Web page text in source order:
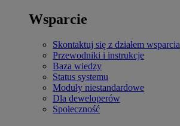
Wsparcie
Skontaktuj się z działem wsparcia
Przewodniki i instrukcje
Baza wiedzy
Status systemu
Moduły niestandardowe
Dla deweloperów
Społeczność